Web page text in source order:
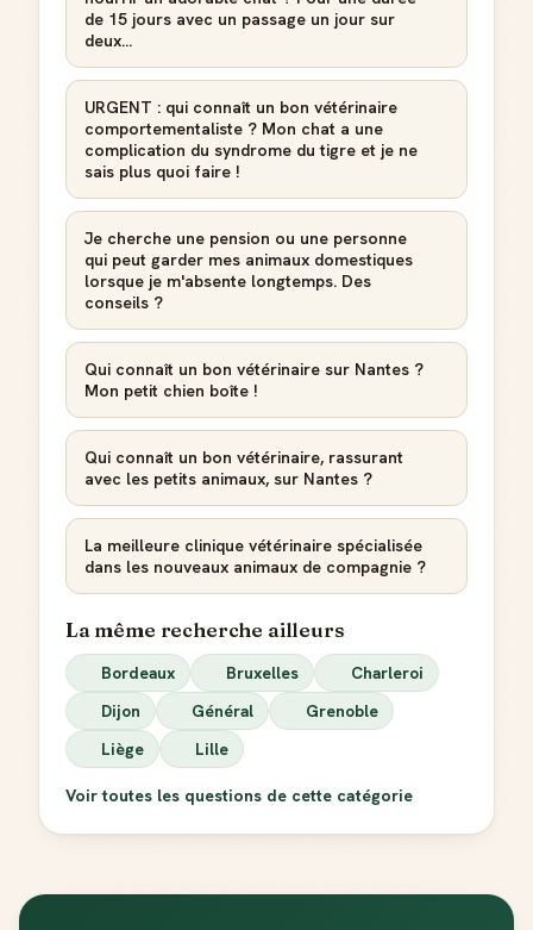
de 15 jours avec un passage un jour sur
deux...
URGENT : qui connaît un bon vétérinaire
comportementaliste ? Mon chat a une
complication du syndrome du tigre et je ne
sais plus quoi faire !
Je cherche une pension ou une personne
qui peut garder mes animaux domestiques
lorsque je m'absente longtemps. Des
conseils ?
Qui connaît un bon vétérinaire sur Nantes ?
Mon petit chien boîte !
Qui connaît un bon vétérinaire, rassurant
avec les petits animaux, sur Nantes ?
La meilleure clinique vétérinaire spécialisée
dans les nouveaux animaux de compagnie ?
La même recherche ailleurs
Bordeaux Bruxelles
Charleroi
Dijon
Général
Grenoble
Liège
Lille
Voir toutes les questions de cette catégorie